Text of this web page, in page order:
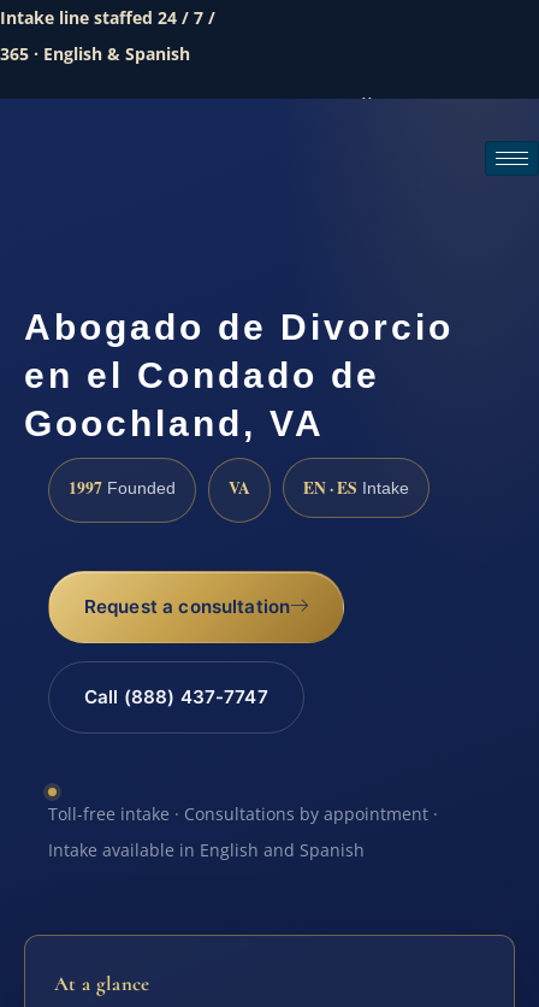
Intake line staffed 24 / 7 /
365 · English & Spanish
Call (888) 437-7747
Abogado de Divorcio
en el Condado de
Goochland, VA
1997 Founded VA EN · ES Intake
Request a consultation
Call (888) 437-7747
Toll-free intake · Consultations by appointment ·
Intake available in English and Spanish
At a glance